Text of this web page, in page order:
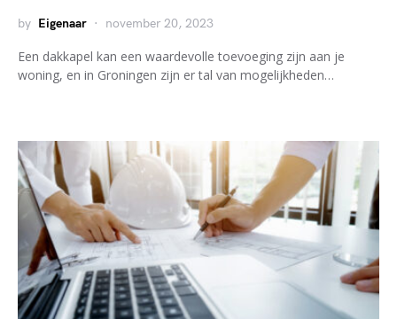
by Eigenaar november 20, 2023
Een dakkapel kan een waardevolle toevoeging zijn aan je
woning, en in Groningen zijn er tal van mogelijkheden…